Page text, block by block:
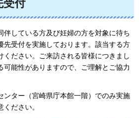
受付
伴している方及び妊婦の方を対象に待ち
先受付を実施しております。該当する方
ください。ご来訪される皆様につきまし
可能性がありますので、ご理解とご協力
ンター（宮崎県庁本館一階）でのみ実施
ださい。